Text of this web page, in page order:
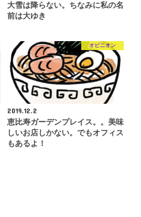
大雪は降らない。ちなみに私の名
前は大ゆき
オピニオン
2019.12.2
恵比寿ガーデンプレイス。。美味
しいお店しかない。でもオフィス
もあるよ！